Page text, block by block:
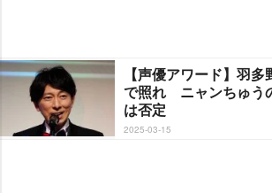
【声優アワード】羽
で照れ ニャンちゅう
は否定
2025-03-15